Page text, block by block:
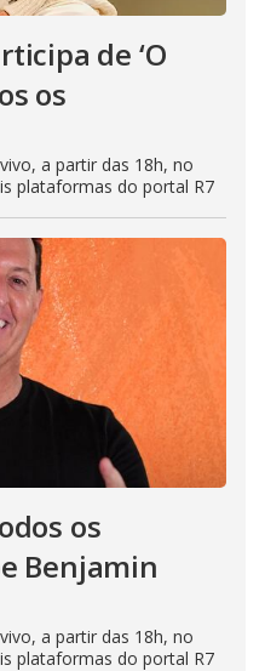
de ‘O
os
a partir das 18h, no
plataformas do portal R7
os
Benjamin
a partir das 18h, no
plataformas do portal R7